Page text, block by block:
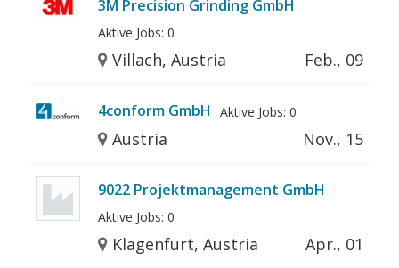
3M Precision Grinding GmbH
Aktive Jobs: 0
Villach, Austria Feb., 09
4conform GmbH Aktive Jobs: 0
Austria Nov., 15
9022 Projektmanagement GmbH
Aktive Jobs: 0
Klagenfurt, Austria Apr., 01